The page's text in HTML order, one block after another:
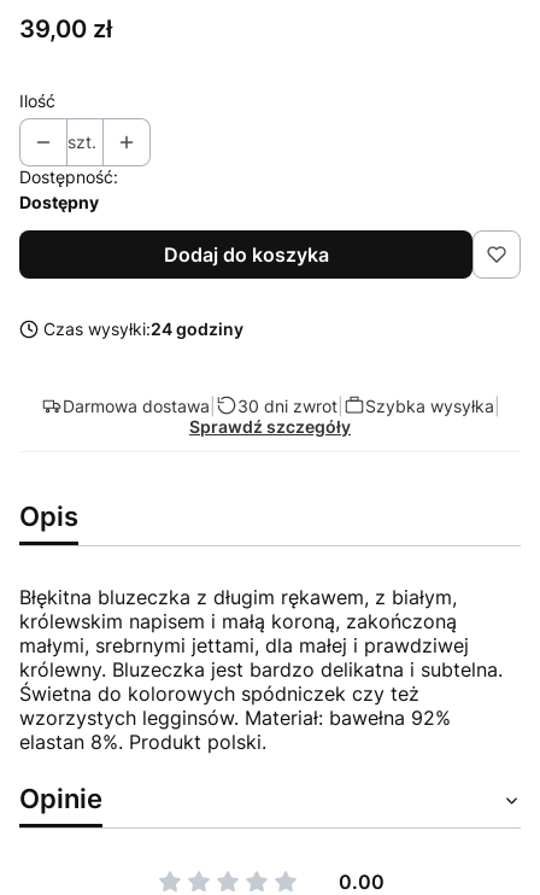
Cena
39,00 zł
Ilość
szt.
Dostępność:
Dostępny
Dodaj do koszyka
Czas wysyłki:24 godziny
Darmowa dostawa 30 dni zwrot| Szybka wysyłka
Sprawdź szczegóły
Opis
Błękitna bluzeczka z długim rękawem, z białym,
królewskim napisem i małą koroną, zakończoną
małymi, srebrnymi jettami, dla małej i prawdziwej
królewny. Bluzeczka jest bardzo delikatna i subtelna.
Świetna do kolorowych spódniczek czy też
wzorzystych legginsów. Materiał: bawełna 92%
elastan 8%. Produkt polski.
Opinie
0.00